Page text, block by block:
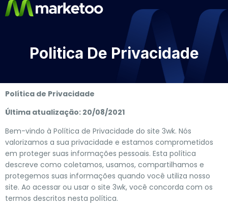
Politica De Privacidade
Política de Privacidade
Última atualização: 20/08/2021
Bem-vindo à Política de Privacidade do site 3wk. Nós
valorizamos a sua privacidade e estamos comprometidos
em proteger suas informações pessoais. Esta política
descreve como coletamos, usamos, compartilhamos e
protegemos suas informações quando você utiliza nosso
site. Ao acessar ou usar o site 3wk, você concorda com os
termos descritos nesta política.